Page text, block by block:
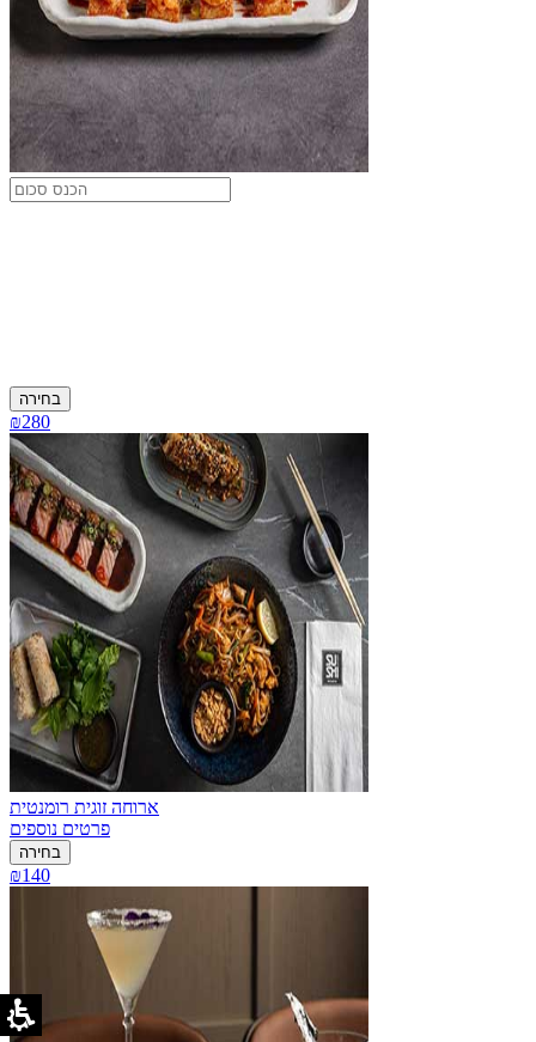
בחירה
₪280
ארוחה זוגית רומנטית
פרטים נוספים
בחירה
₪140